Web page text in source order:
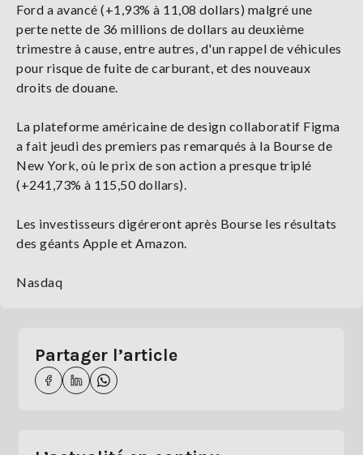
Ford a avancé (+1,93% à 11,08 dollars) malgré une
perte nette de 36 millions de dollars au deuxième
trimestre à cause, entre autres, d'un rappel de véhicules
pour risque de fuite de carburant, et des nouveaux
droits de douane.
La plateforme américaine de design collaboratif Figma
a fait jeudi des premiers pas remarqués à la Bourse de
New York, où le prix de son action a presque triplé
(+241,73% à 115,50 dollars).
Les investisseurs digéreront après Bourse les résultats
des géants Apple et Amazon.
Nasdaq
Partager l’article